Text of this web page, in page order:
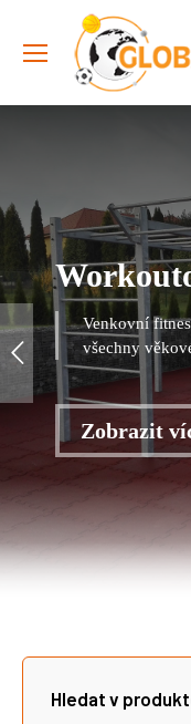
Venkovní
všechny
Zobrazit
Hledat v